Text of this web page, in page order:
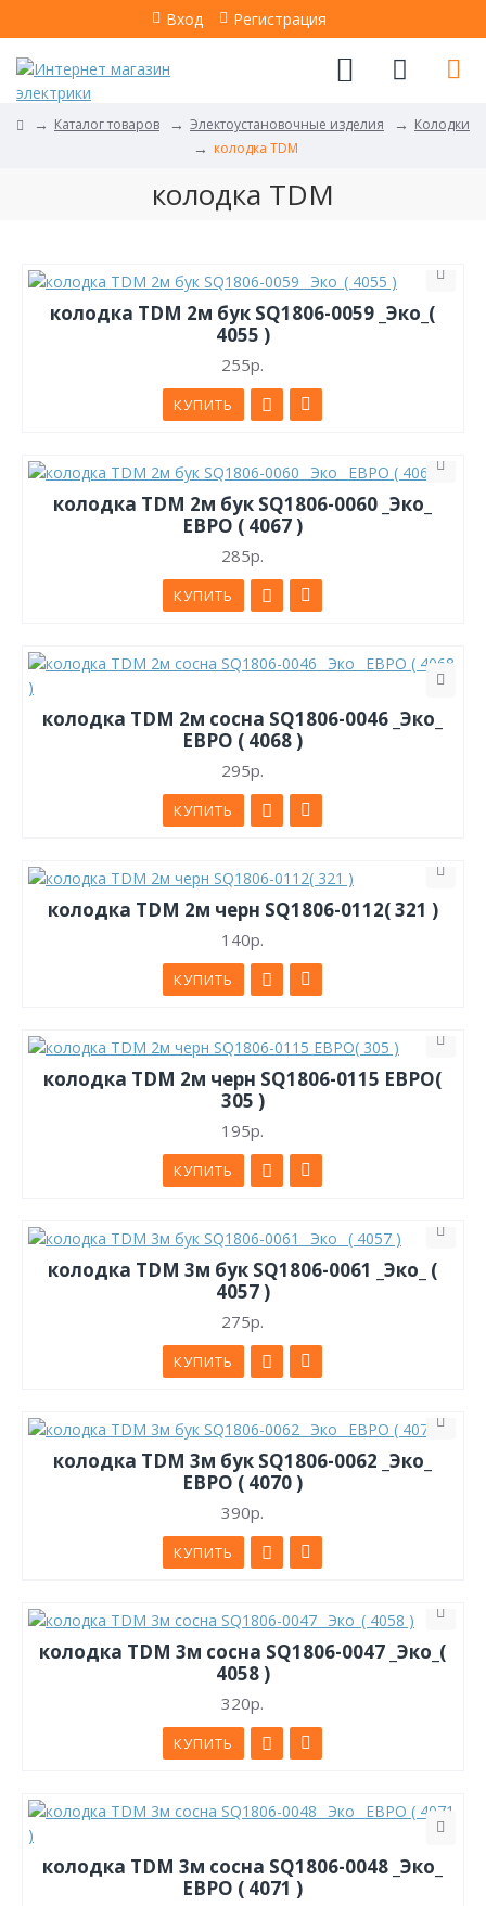
Вход Регистрация
Каталог товаров Электоустановочные изделия
Колодки
колодка TDM
колодка TDM
колодка TDM 2м бук SQ1806-0059 _Эко_(
4055 )
255р.
КУПИТЬ
колодка TDM 2м бук SQ1806-0060 _Эко_
ЕВРО ( 4067 )
285р.
КУПИТЬ
колодка TDM 2м сосна SQ1806-0046 _Эко_
ЕВРО ( 4068 )
295р.
КУПИТЬ
колодка TDM 2м черн SQ1806-0112( 321 )
140р.
КУПИТЬ
колодка TDM 2м черн SQ1806-0115 ЕВРО(
305 )
195р.
КУПИТЬ
колодка TDM 3м бук SQ1806-0061 _Эко_ (
4057 )
275р.
КУПИТЬ
колодка TDM 3м бук SQ1806-0062 _Эко_
ЕВРО ( 4070 )
390р.
КУПИТЬ
колодка TDM 3м сосна SQ1806-0047 _Эко_(
4058 )
320р.
КУПИТЬ
колодка TDM 3м сосна SQ1806-0048 _Эко_
ЕВРО ( 4071 )